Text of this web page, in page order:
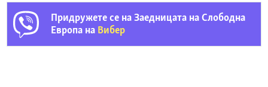
Придружете се на Заедницата на Слободна
Европа на Вибер